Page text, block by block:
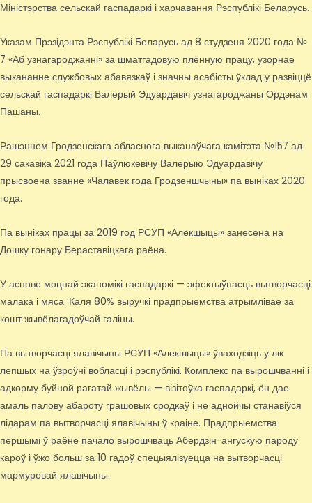
Міністэрства сельскай гаспадаркі і харчавання Рэспублікі Беларусь.
Указам Прэзідэнта Рэспублікі Беларусь ад 8 студзеня 2020 года №
7 «Аб узнагароджанні» за шматгадовую плённую працу, узорнае
выкананне службовых абавязкаў і значны асабісты ўклад у развіццё
сельскай гаспадаркі Валерый Эдуардавіч узнагароджаны Ордэнам
Пашаны.
Рашэннем Гродзенскага абласнога выканаўчага камітэта №157 ад
29 сакавіка 2021 года Паўлюкевічу Валерыю Эдуардавічу
прысвоена званне «Чалавек года Гродзеншчыны» па выніках 2020
года.
Па выніках працы за 2019 год РСУП «Алекшыцы» занесена на
Дошку гонару Бераставіцкага раёна.
У аснове моцнай эканомікі гаспадаркі — эфектыўнасць вытворчасці
малака і мяса. Каля 80% выручкі прадпрыемства атрымлівае за
кошт жывёлагадоўчай галіны.
Па вытворчасці ялавічыны РСУП «Алекшыцы» ўваходзіць у лік
лепшых на ўзроўні вобласці і рэспублікі. Комплекс па вырошчванні і
адкорму буйной рагатай жывёлы — візітоўка гаспадаркі, ён дае
амаль палову абароту грашовых сродкаў і не аднойчы станавіўся
лідарам па вытворчасці ялавічыны ў краіне. Прадпрыемства
першымі ў раёне пачало вырошчваць Абердзін-ангускую пароду
кароў і ўжо больш за 10 гадоў спецыялізуецца на вытворчасці
мармуровай ялавічыны.